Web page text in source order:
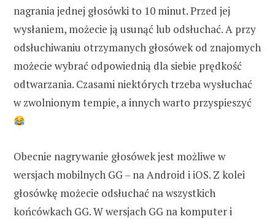
nagrania jednej głosówki to 10 minut. Przed jej
wysłaniem, możecie ją usunąć lub odsłuchać. A przy
odsłuchiwaniu otrzymanych głosówek od znajomych
możecie wybrać odpowiednią dla siebie prędkość
odtwarzania. Czasami niektórych trzeba wysłuchać
w zwolnionym tempie, a innych warto przyspieszyć
Obecnie nagrywanie głosówek jest możliwe w
wersjach mobilnych GG – na Android i iOS. Z kolei
głosówkę możecie odsłuchać na wszystkich
końcówkach GG. W wersjach GG na komputer i